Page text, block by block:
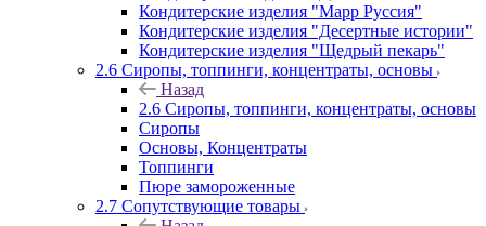
Кондитерские изделия "Марр Руссия"
Кондитерские изделия "Десертные истории"
Кондитерские изделия "Щедрый пекарь"
2.6 Сиропы, топпинги, концентраты, основы
Назад
2.6 Сиропы, топпинги, концентраты, основы
Сиропы
Основы, Концентраты
Топпинги
Пюре замороженные
2.7 Сопутствующие товары